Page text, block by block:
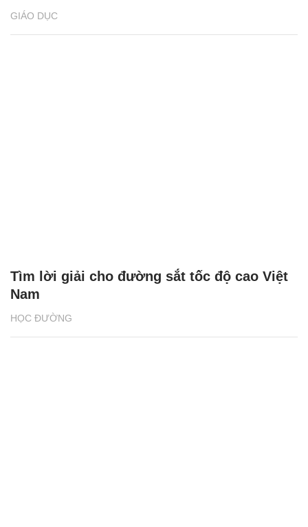
GIÁO DỤC
HỌC ĐƯỜNG
Tìm lời giải cho đường sắt tốc độ cao Việt
Nam